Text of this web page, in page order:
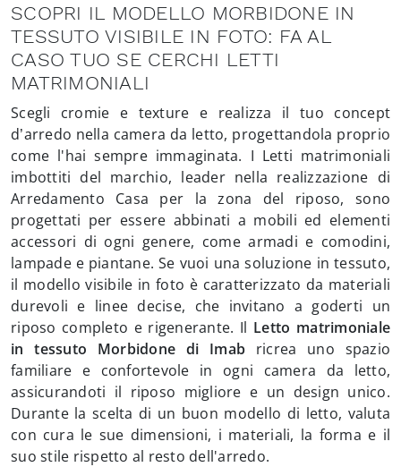
SCOPRI IL MODELLO MORBIDONE IN
TESSUTO VISIBILE IN FOTO: FA AL
CASO TUO SE CERCHI LETTI
MATRIMONIALI
Scegli cromie e texture e realizza il tuo concept
d’arredo nella camera da letto, progettandola proprio
come l'hai sempre immaginata. I Letti matrimoniali
imbottiti del marchio, leader nella realizzazione di
Arredamento Casa per la zona del riposo, sono
progettati per essere abbinati a mobili ed elementi
accessori di ogni genere, come armadi e comodini,
lampade e piantane. Se vuoi una soluzione in tessuto,
il modello visibile in foto è caratterizzato da materiali
durevoli e linee decise, che invitano a goderti un
riposo completo e rigenerante. Il Letto matrimoniale
in tessuto Morbidone di Imab ricrea uno spazio
familiare e confortevole in ogni camera da letto,
assicurandoti il riposo migliore e un design unico.
Durante la scelta di un buon modello di letto, valuta
con cura le sue dimensioni, i materiali, la forma e il
suo stile rispetto al resto dell'arredo.